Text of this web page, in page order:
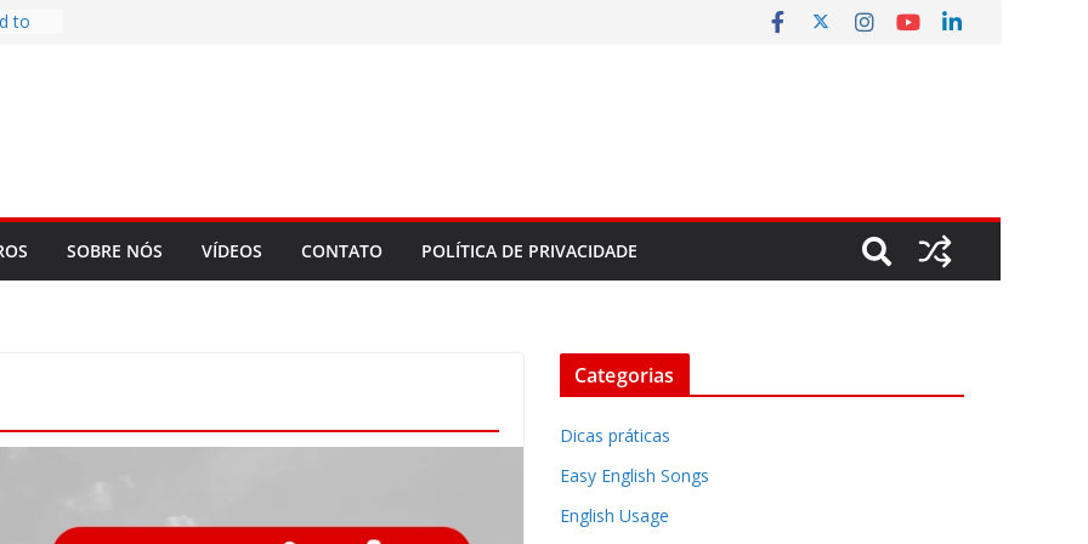
to
SOBRE NÓS VÍDEOS CONTATO POLÍTICA DE PRIVACIDADE
Categorias
Dicas práticas
Easy English Songs
English Usage